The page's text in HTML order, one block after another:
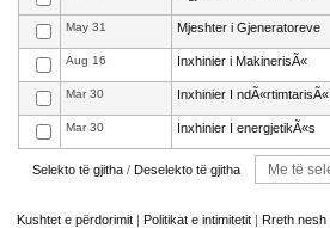
May 31 Mjeshter i Gjeneratoreve
Aug 16 Inxhinier i MakinerisÃ«
Mar 30 Inxhinier I ndÃ«rtimtarisÃ«
Mar 30 Inxhinier I energjetikÃ«s
Selekto të gjitha / Deselekto të gjitha
Kushtet e përdorimit | Politikat e intimitetit | Rreth nesh